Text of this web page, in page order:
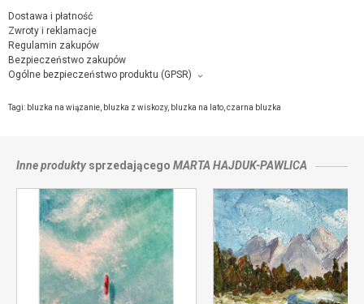
Dostawa i płatność
Zwroty i reklamacje
Regulamin zakupów
Bezpieczeństwo zakupów
Ogólne bezpieczeństwo produktu (GPSR)
Bohemian Soul - atelier by M. Marta Hajduk-Pawlica, Barlickiego 11a/28, 40-
820 Katowice,
kontakt ze sprzedającym
Tagi: bluzka na wiązanie bluzka z wiskozy, bluzka na lato czarna bluzka
Inne produktysprzedającego MARTA HAJDUK-PAWLICA